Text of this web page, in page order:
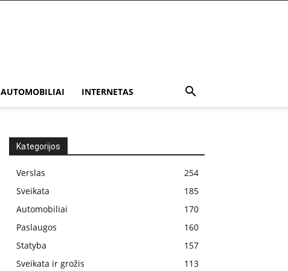
AUTOMOBILIAI INTERNETAS
Kategorijos
Verslas
254
Sveikata
185
Automobiliai
170
Paslaugos
160
Statyba
157
Sveikata ir grožis
113